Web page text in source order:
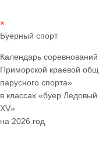
×
Буерный спорт
Календарь соревнований
Приморской краевой
парусного спорта»
в классах «буер
XV»
на 2026 год